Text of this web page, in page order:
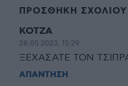
ΠΡΟΣΘΗΚΗ ΣΧΟΛΙΟΥ
KOTZA
28.05.2023, 15:29
ΞΕΧΑΣΑΤΕ ΤΟΝ
ΑΠΑΝΤΗΣΗ